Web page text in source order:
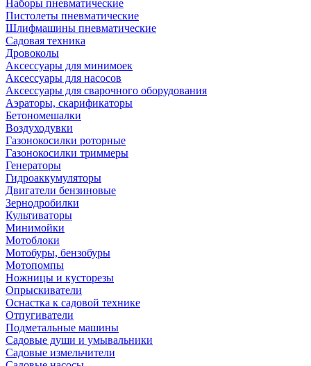
Наборы пневматические
Пистолеты пневматические
Шлифмашины пневматические
Садовая техника
Дровоколы
Аксессуары для минимоек
Аксессуары для насосов
Аксессуары для сварочного оборудования
Аэраторы, скарификаторы
Бетономешалки
Воздуходувки
Газонокосилки роторные
Газонокосилки триммеры
Генераторы
Гидроаккумуляторы
Двигатели бензиновые
Зернодробилки
Культиваторы
Минимойки
Мотоблоки
Мотобуры, бензобуры
Мотопомпы
Ножницы и кусторезы
Опрыскиватели
Оснастка к садовой технике
Отпугиватели
Подметальные машины
Садовые души и умывальники
Садовые измельчители